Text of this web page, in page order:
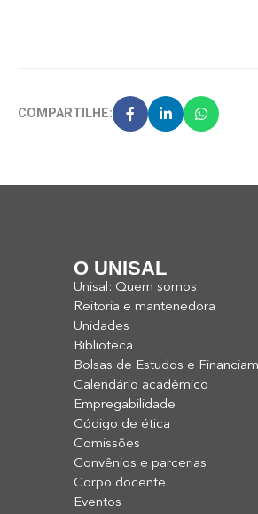
COMPARTILHE:
O UNISAL
Unisal: Quem somos
Reitoria e mantenedora
Unidades
Biblioteca
Bolsas de Estudos e
Calendário acadêmico
Empregabilidade
Código de ética
Comissões
Convênios e parcerias
Corpo docente
Eventos